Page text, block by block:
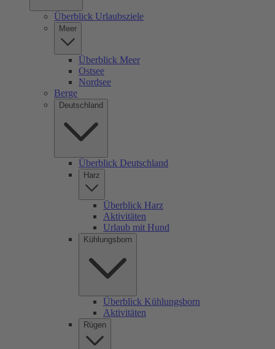
Überblick Urlaubsziele
Meer
Überblick Meer
Ostsee
Nordsee
Berge
Deutschland
Überblick Deutschland
Harz
Überblick Harz
Aktivitäten
Urlaub mit Hund
Kühlungsborn
Überblick Kühlungsborn
Aktivitäten
Rügen